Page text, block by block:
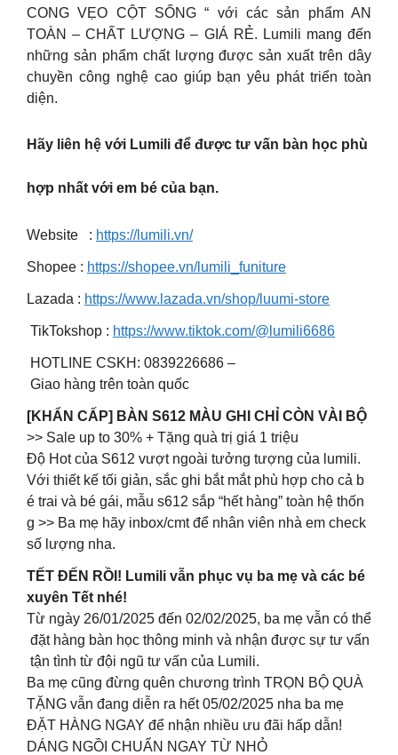
CONG VẸO CỘT SỐNG “ với các sản phẩm AN
TOÀN – CHẤT LƯỢNG – GIÁ RẺ. Lumili mang đến
những sản phẩm chất lượng được sản xuất trên dây
chuyền công nghệ cao giúp bạn yêu phát triển toàn
diện.
Hãy liên hệ với Lumili để được tư vấn bàn học phù
hợp nhất với em bé của bạn.
Website : https://lumili.vn/
Shopee : https://shopee.vn/lumili_funiture
Lazada : https://www.lazada.vn/shop/luumi-store
TikTokshop : https://www.tiktok.com/@lumili6686
HOTLINE CSKH: 0839226686 –
Giao hàng trên toàn quốc
[KHẨN CẤP] BÀN S612 MÀU GHI CHỈ CÒN VÀI BỘ
>> Sale up to 30% + Tặng quà trị giá 1 triệu
Độ Hot của S612 vượt ngoài tưởng tượng của lumili.
Với thiết kế tối giản, sắc ghi bắt mắt phù hợp cho cả b
é trai và bé gái, mẫu s612 sắp “hết hàng” toàn hệ thốn
g >> Ba mẹ hãy inbox/cmt để nhân viên nhà em check
số lượng nha.
TẾT ĐẾN RỒI! Lumili vẫn phục vụ ba mẹ và các bé
xuyên Tết nhé!
Từ ngày 26/01/2025 đến 02/02/2025, ba mẹ vẫn có thể
đặt hàng bàn học thông minh và nhận được sự tư vấn
tận tình từ đội ngũ tư vấn của Lumili.
Ba mẹ cũng đừng quên chương trình TRỌN BỘ QUÀ
TẶNG vẫn đang diễn ra hết 05/02/2025 nha ba mẹ
ĐẶT HÀNG NGAY để nhận nhiều ưu đãi hấp dẫn!
DÁNG NGỒI CHUẨN NGAY TỪ NHỎ